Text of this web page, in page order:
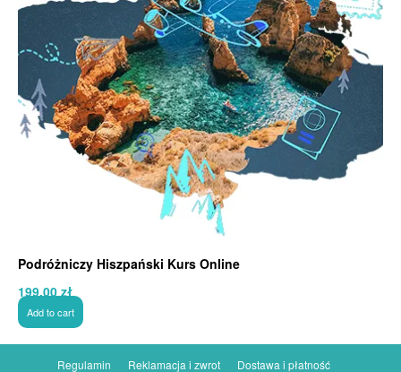
Podróżniczy Hiszpański Kurs Online
199,00 zł
Add to cart
Regulamin Reklamacja i zwrot Dostawa i płatność